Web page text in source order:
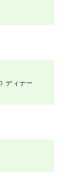
ディナー